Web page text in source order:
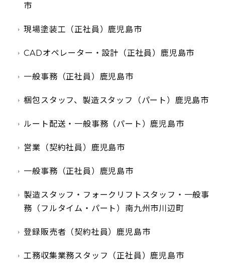
市
現場塗装工（正社員）鹿児島市
CADオペレーター・設計（正社員）鹿児島市
一般事務（正社員）鹿児島市
梱包スタッフ、製造スタッフ（パート）鹿児島市
ルート配送・一般事務（パート）鹿児島市
営業（契約社員）鹿児島市
一般事務（正社員）鹿児島市
製造スタッフ・フォークリフトスタッフ・一般事
務（フルタイム・パート）南九州市川辺町
登録販売者（契約社員）鹿児島市
工務収集業務スタッフ（正社員）鹿児島市